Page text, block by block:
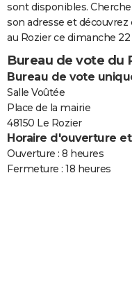
Dictionnaire
Biographies
Citations
Expressions
Proverbes
PROGRAMME TV
COPAINS D'AVANT
S'inscrire
Se connecter
Lycées
Collèges
Primaires
Universités
Entreprises
Service militaire
Avis de recherche
AVIS DE DÉCÈS
FORUM
Bricolage
Lifestyle
Culture
Sport
Auto
Television
Voyage
Cinema
sont disponibles.
son adresse et
au Rozier ce dimanche
Bureau de vote du
Bureau de vote
Salle Voûtée
Place de la mairie
48150 Le Rozier
Horaire d'ouverture
Ouverture : 8 heures
Fermeture : 18 heures